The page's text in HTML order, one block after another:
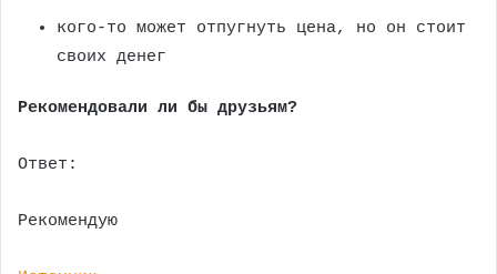
кого-то может отпугнуть цена, но он стоит
своих денег
Рекомендовали ли бы друзьям?
Ответ:
Рекомендую